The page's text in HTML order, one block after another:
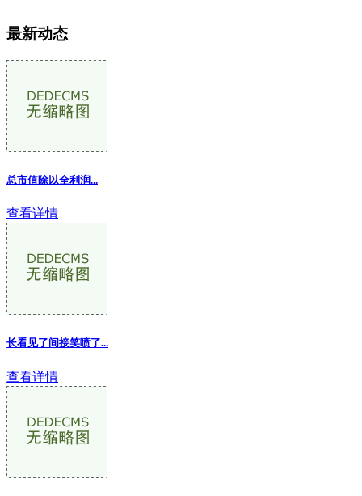
最新动态
总市值除以全利润...
查看详情
长看见了间接笑喷了...
查看详情